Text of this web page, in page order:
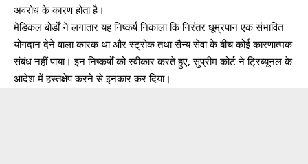
अवरोध के कारण होता है।
मेडिकल बोर्डों ने लगातार यह निष्कर्ष निकाला कि निरंतर धूम्रपान एक संभावित
योगदान देने वाला कारक था और स्ट्रोक तथा सैन्य सेवा के बीच कोई कारणात्मक
संबंध नहीं पाया। इन निष्कर्षों को स्वीकार करते हुए, सुप्रीम कोर्ट ने ट्रिब्यूनल के
आदेश में हस्तक्षेप करने से इनकार कर दिया।